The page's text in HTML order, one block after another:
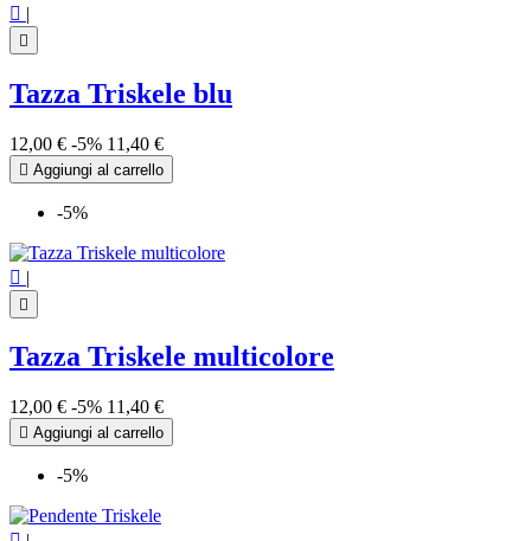
 |

Tazza Triskele blu
12,00 € -5% 11,40 €
 Aggiungi al carrello
-5%
 |

Tazza Triskele multicolore
12,00 € -5% 11,40 €
 Aggiungi al carrello
-5%